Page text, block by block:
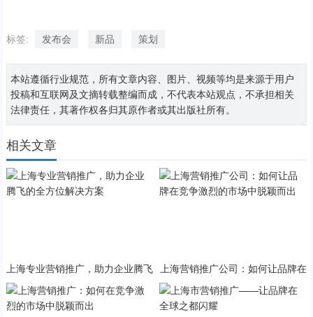
标签: 发布会 新品 策划
本站遵循行业规范，所有文章内容、图片、视频等均是来源于用户
投稿和互联网及文摘转载整编而成，不代表本站观点，不承担相关
法律责任，其著作权各归其原作者或其出版社所有。
相关文章
上海专业营销推广，助力企业腾飞
的全方位解决方案
上海营销推广公司：如何让品牌在
竞争激烈的市场中脱颖而出